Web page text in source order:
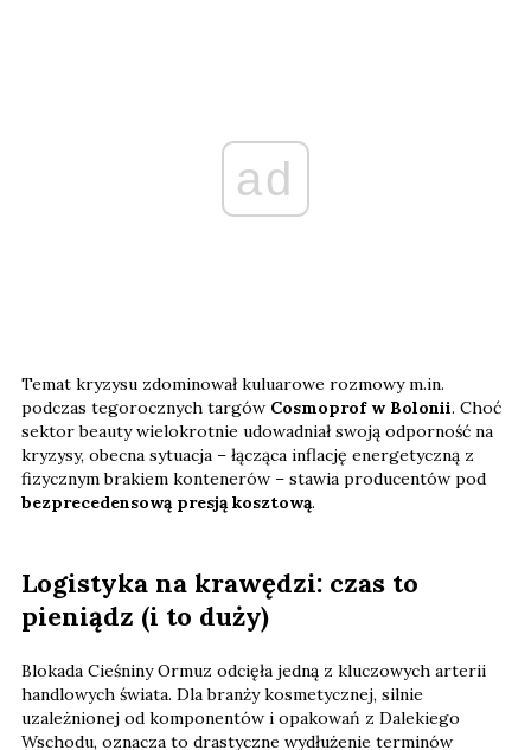
ad
Temat kryzysu zdominował kuluarowe rozmowy m.in.
podczas tegorocznych targów Cosmoprof w Bolonii. Choć
sektor beauty wielokrotnie udowadniał swoją odporność na
kryzysy, obecna sytuacja – łącząca inflację energetyczną z
fizycznym brakiem kontenerów – stawia producentów pod
bezprecedensową presją kosztową.
Logistyka na krawędzi: czas to
pieniądz (i to duży)
Blokada Cieśniny Ormuz odcięła jedną z kluczowych arterii
handlowych świata. Dla branży kosmetycznej, silnie
uzależnionej od komponentów i opakowań z Dalekiego
Wschodu, oznacza to drastyczne wydłużenie terminów